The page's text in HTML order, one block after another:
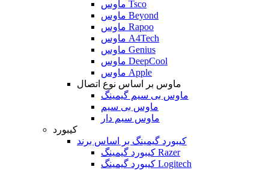
ماوس Tsco
ماوس Beyond
ماوس Rapoo
ماوس A4Tech
ماوس Genius
ماوس DeepCool
ماوس Apple
ماوس بر اساس نوع اتصال
ماوس بی سیم گیمینگ
ماوس بی سیم
ماوس سیم دار
کیبورد
کیبورد گیمینگ بر اساس برند
کیبورد گیمینگ Razer
کیبورد گیمینگ Logitech